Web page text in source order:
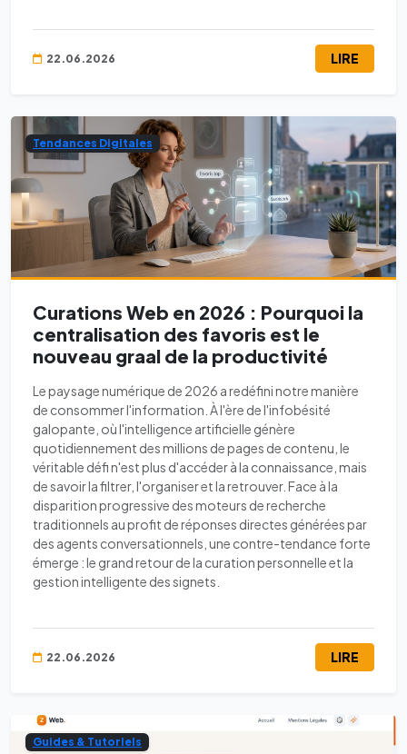
22.06.2026 LIRE
Tendances Digitales
Curations Web en 2026 : Pourquoi la
centralisation des favoris est le
nouveau graal de la productivité
Le paysage numérique de 2026 a redéfini notre manière
de consommer l'information. À l'ère de l'infobésité
galopante, où l'intelligence artificielle génère
quotidiennement des millions de pages de contenu, le
véritable défi n'est plus d'accéder à la connaissance, mais
de savoir la filtrer, l'organiser et la retrouver. Face à la
disparition progressive des moteurs de recherche
traditionnels au profit de réponses directes générées par
des agents conversationnels, une contre-tendance forte
émerge : le grand retour de la curation personnelle et la
gestion intelligente des signets.
22.06.2026 LIRE
Guides & Tutoriels